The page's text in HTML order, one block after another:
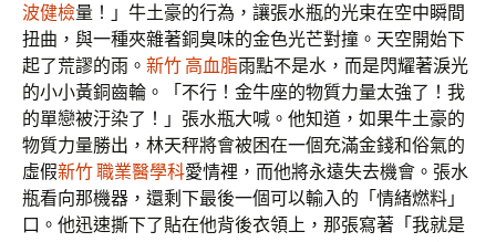
波健檢量！」牛土豪的行為，讓張水瓶的光束在空中瞬間
扭曲，與一種夾雜著銅臭味的金色光芒對撞。天空開始下
起了荒謬的雨。 新竹 高血脂雨點不是水，而是閃耀著淚光
的小小黃銅齒輪。「不行！金牛座的物質力量太強了！我
的單戀被汙染了！」張水瓶大喊。他知道，如果牛土豪的
物質力量勝出，林天秤將會被困在一個充滿金錢和俗氣的
虛假新竹 職業醫學科愛情裡，而他將永遠失去機會。張水
瓶看向那機器，還剩下最後一個可以輸入的「情緒燃料」
口。他迅速撕下了貼在他背後衣領上，那張寫著「我就是